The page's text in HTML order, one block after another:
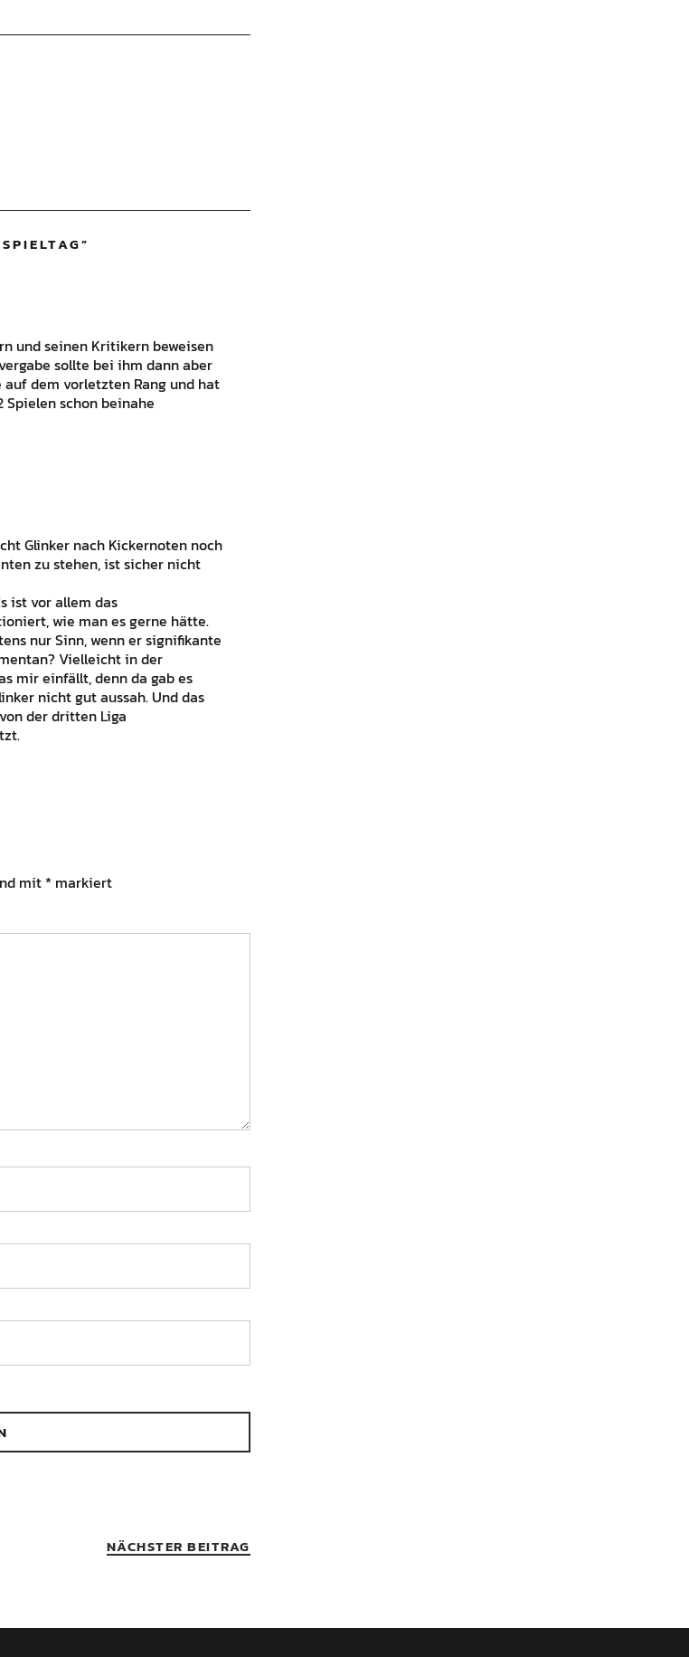
”
und seinen Kritikern beweisen
sollte bei ihm dann aber
dem vorletzten Rang und hat
Spielen schon beinahe
Glinker nach Kickernoten noch
zu stehen, ist sicher nicht
ist vor allem das
wie man es gerne hätte.
nur Sinn, wenn er signifikante
Vielleicht in der
mir einfällt, denn da gab es
nicht gut aussah. Und das
der dritten Liga
mit * markiert
NÄCHSTER BEITRAG